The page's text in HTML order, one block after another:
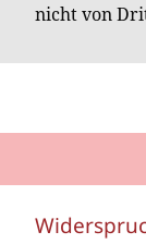
nicht von